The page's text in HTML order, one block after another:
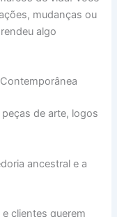
mudanças ou
algo
de arte, logos
ancestral e a
clientes querem